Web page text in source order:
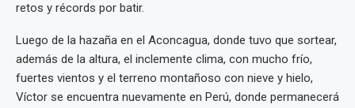
retos y récords por batir.
Luego de la hazaña en el Aconcagua, donde tuvo que sortear,
además de la altura, el inclemente clima, con mucho frío,
fuertes vientos y el terreno montañoso con nieve y hielo,
Víctor se encuentra nuevamente en Perú, donde permanecerá